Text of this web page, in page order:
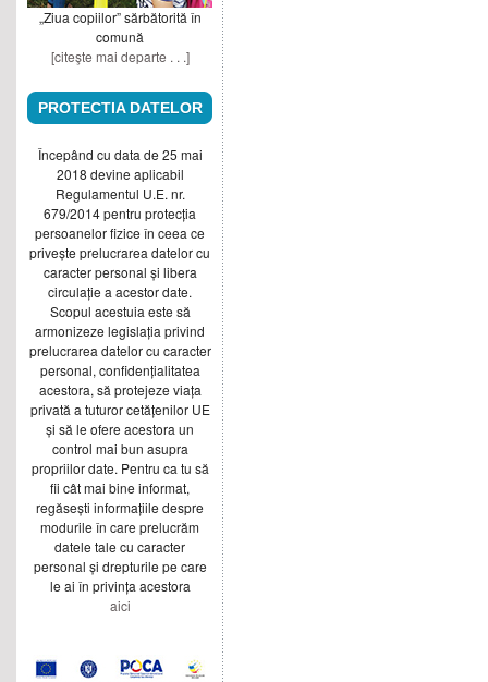
„Ziua copiilor” sărbătorită în
comună
[citeşte mai departe . . .]
PROTECTIA DATELOR
Începând cu data de 25 mai
2018 devine aplicabil
Regulamentul U.E. nr.
679/2014 pentru protecția
persoanelor fizice în ceea ce
privește prelucrarea datelor cu
caracter personal și libera
circulație a acestor date.
Scopul acestuia este să
armonizeze legislația privind
prelucrarea datelor cu caracter
personal, confidențialitatea
acestora, să protejeze viața
privată a tuturor cetățenilor UE
și să le ofere acestora un
control mai bun asupra
propriilor date. Pentru ca tu să
fii cât mai bine informat,
regăsești informațiile despre
modurile în care prelucrăm
datele tale cu caracter
personal și drepturile pe care
le ai în privința acestora
aici